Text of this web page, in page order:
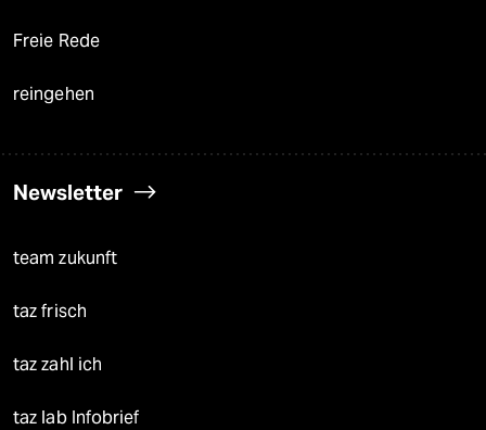
Freie Rede
reingehen
Newsletter
team zukunft
taz frisch
taz zahl ich
taz lab Infobrief